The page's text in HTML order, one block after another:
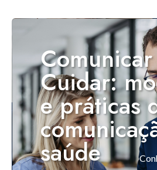
KNOWLEDGE CENTERS
CENTROS COLABORADORES OMS
PT
Cuidar:
e práticas
saúde